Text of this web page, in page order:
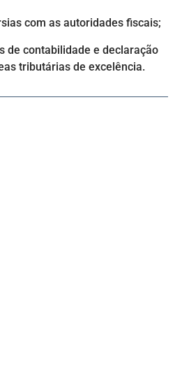
com as autoridades fiscais;
de contabilidade e declaração
tributárias de excelência.